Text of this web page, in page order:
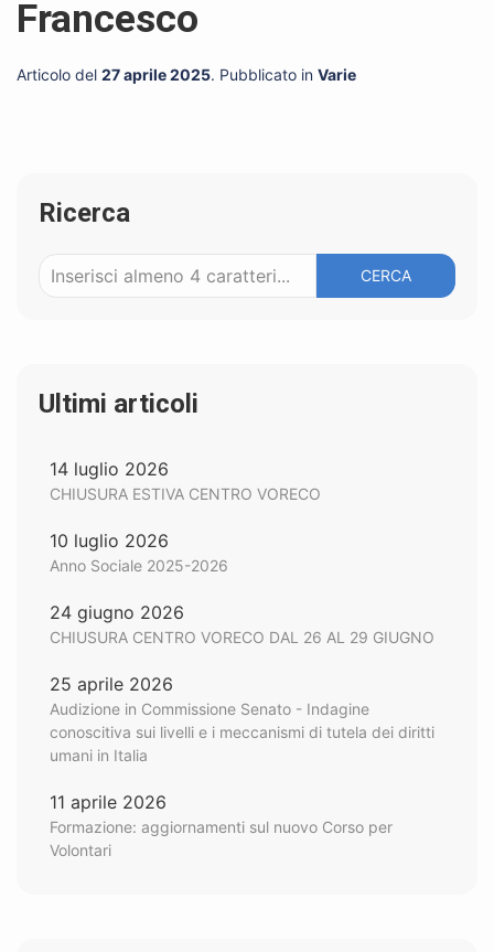
Francesco
Articolo del 27 aprile 2025. Pubblicato in Varie
Ricerca
CERCA
Ultimi articoli
14 luglio 2026
CHIUSURA ESTIVA CENTRO VORECO
10 luglio 2026
Anno Sociale 2025-2026
24 giugno 2026
CHIUSURA CENTRO VORECO DAL 26 AL 29 GIUGNO
25 aprile 2026
Audizione in Commissione Senato - Indagine
conoscitiva sui livelli e i meccanismi di tutela dei diritti
umani in Italia
11 aprile 2026
Formazione: aggiornamenti sul nuovo Corso per
Volontari